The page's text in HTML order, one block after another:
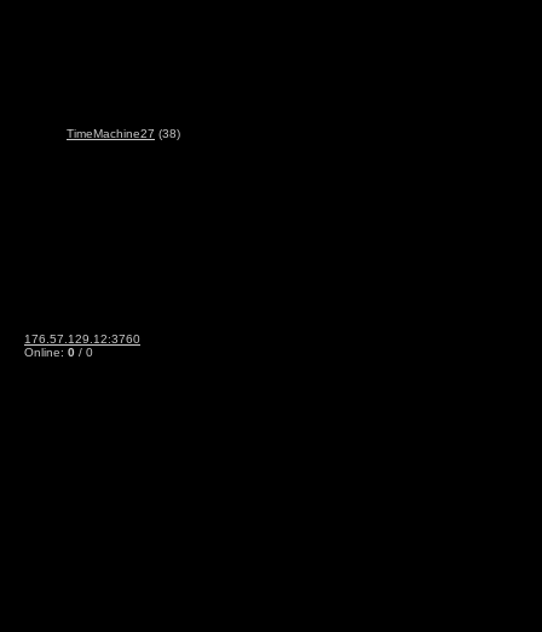
TimeMachine27 (38)
176.57.129.12:3760
Online: 0 / 0